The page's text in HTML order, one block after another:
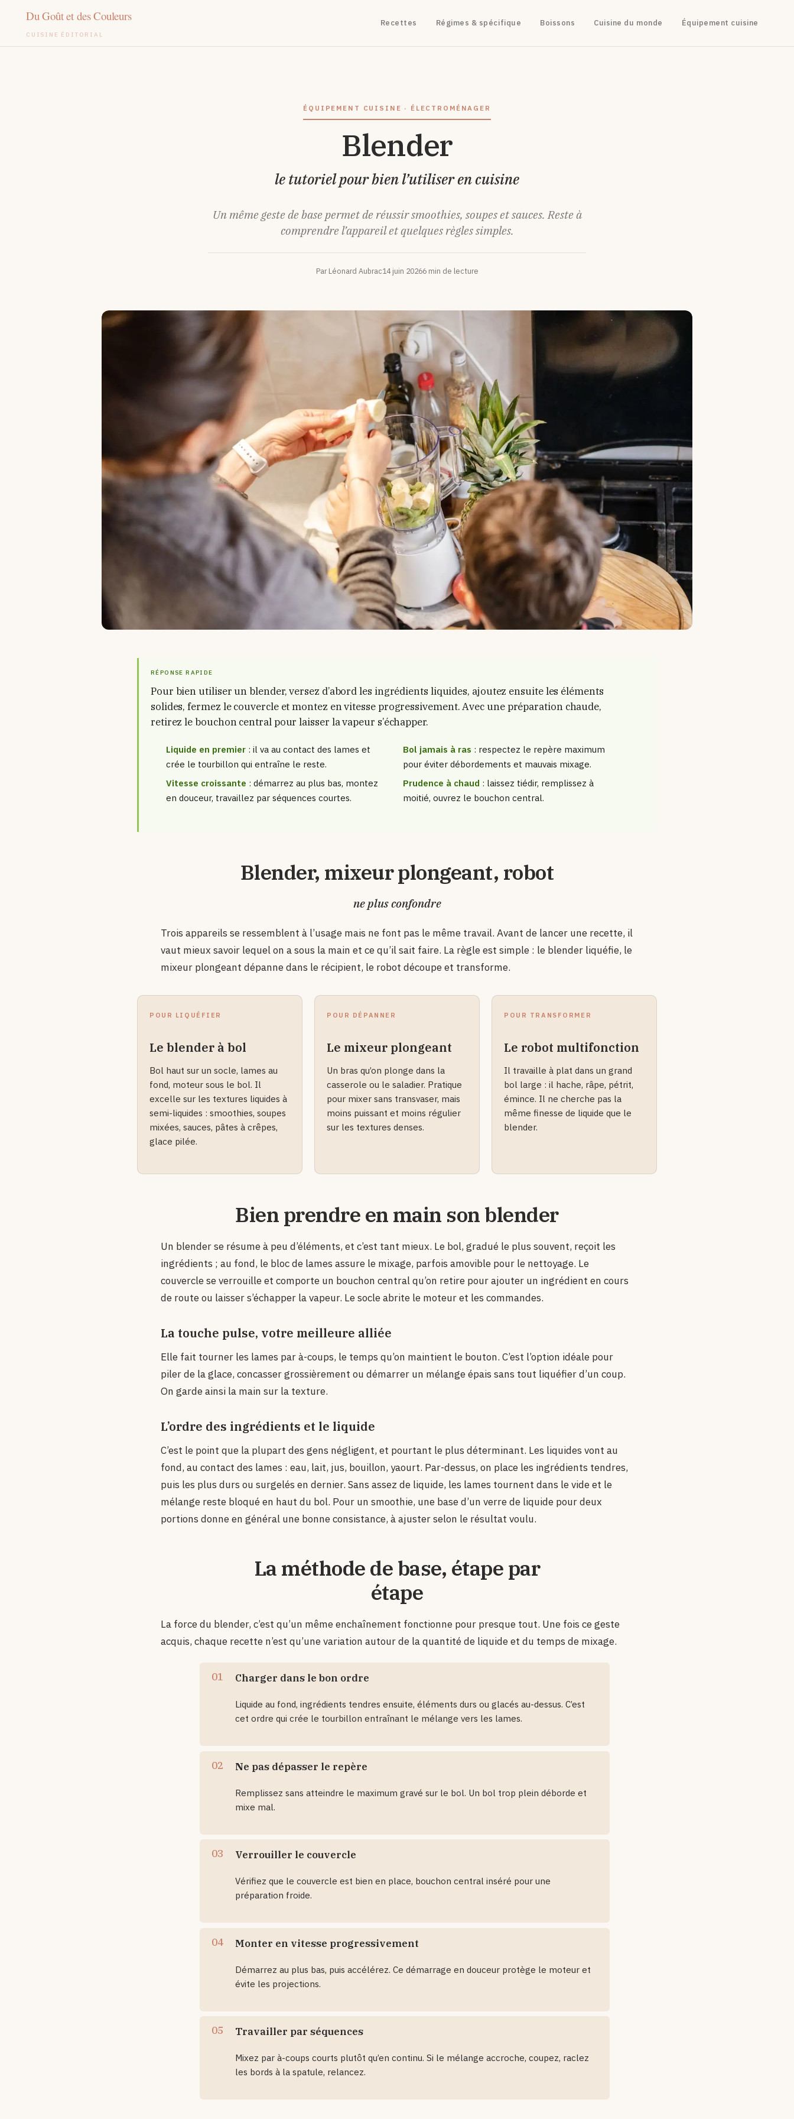
CUISINE ÉDITORIAL
Recettes Régimes & spécifique Boissons Cuisine du monde Équipement cuisine
ÉQUIPEMENT CUISINE · ÉLECTROMÉNAGER
Blender
le tutoriel pour bien l’utiliser en cuisine
Un même geste de base permet de réussir smoothies, soupes et sauces. Reste à
comprendre l’appareil et quelques règles simples.
Par Léonard Aubrac14 juin 20266 min de lecture
RÉPONSE RAPIDE
Pour bien utiliser un blender, versez d’abord les ingrédients liquides, ajoutez ensuite les éléments
solides, fermez le couvercle et montez en vitesse progressivement. Avec une préparation chaude,
retirez le bouchon central pour laisser la vapeur s’échapper.
Liquide en premier: il va au contact des lames et
crée le tourbillon qui entraîne le reste.
Vitesse croissante : démarrez au plus bas, montez
en douceur, travaillez par séquences courtes.
Bol jamais à ras : respectez le repère maximum
pour éviter débordements et mauvais mixage.
Prudence à chaud : laissez tiédir, remplissez à
moitié, ouvrez le bouchon central.
Blender, mixeur plongeant, robot
ne plus confondre
Trois appareils se ressemblent à l’usage mais ne font pas le même travail. Avant de lancer une recette, il
vaut mieux savoir lequel on a sous la main et ce qu’il sait faire. La règle est simple : le blender liquéfie, le
mixeur plongeant dépanne dans le récipient, le robot découpe et transforme.
POUR LIQUÉFIER
Le blender à bol
Bol haut sur un socle, lames au
fond, moteur sous le bol. Il
excelle sur les textures liquides à
semi-liquides : smoothies, soupes
mixées, sauces, pâtes à crêpes,
glace pilée.
POUR DÉPANNER
Le mixeur plongeant
Un bras qu’on plonge dans la
casserole ou le saladier. Pratique
pour mixer sans transvaser, mais
moins puissant et moins régulier
sur les textures denses.
POUR TRANSFORMER
Le robot multifonction
Il travaille à plat dans un grand
bol large : il hache, râpe, pétrit,
émince. Il ne cherche pas la
même finesse de liquide que le
blender.
Bien prendre en main son blender
Un blender se résume à peu d’éléments, et c’est tant mieux. Le bol, gradué le plus souvent, reçoit les
ingrédients ; au fond, le bloc de lames assure le mixage, parfois amovible pour le nettoyage. Le
couvercle se verrouille et comporte un bouchon central qu’on retire pour ajouter un ingrédient en cours
de route ou laisser s’échapper la vapeur. Le socle abrite le moteur et les commandes.
La touche pulse, votre meilleure alliée
Elle fait tourner les lames par à-coups, le temps qu’on maintient le bouton. C’est l’option idéale pour
piler de la glace, concasser grossièrement ou démarrer un mélange épais sans tout liquéfier d’un coup.
On garde ainsi la main sur la texture.
L’ordre des ingrédients et le liquide
C’est le point que la plupart des gens négligent, et pourtant le plus déterminant. Les liquides vont au
fond, au contact des lames : eau, lait, jus, bouillon, yaourt. Par-dessus, on place les ingrédients tendres,
puis les plus durs ou surgelés en dernier. Sans assez de liquide, les lames tournent dans le vide et le
mélange reste bloqué en haut du bol. Pour un smoothie, une base d’un verre de liquide pour deux
portions donne en général une bonne consistance, à ajuster selon le résultat voulu.
La méthode de base, étape par
étape
La force du blender, c’est qu’un même enchaînement fonctionne pour presque tout. Une fois ce geste
acquis, chaque recette n’est qu’une variation autour de la quantité de liquide et du temps de mixage.
Charger dans le bon ordre
Liquide au fond, ingrédients tendres ensuite, éléments durs ou glacés au-dessus. C’est
cet ordre qui crée le tourbillon entraînant le mélange vers les lames.
Ne pas dépasser le repère
Remplissez sans atteindre le maximum gravé sur le bol. Un bol trop plein déborde et
mixe mal.
Verrouiller le couvercle
Vérifiez que le couvercle est bien en place, bouchon central inséré pour une
préparation froide.
Monter en vitesse progressivement
Démarrez au plus bas, puis accélérez. Ce démarrage en douceur protège le moteur et
évite les projections.
Travailler par séquences
Mixez par à-coups courts plutôt qu’en continu. Si le mélange accroche, coupez, raclez
les bords à la spatule, relancez.